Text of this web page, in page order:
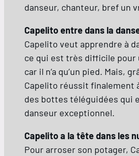
danseur, chanteur, bref un
Capelito entre dans la
Capelito veut apprendre à
ce qui est très difficile pour
car il n’a qu’un pied. Mais,
Capelito réussit finalement
des bottes téléguidées qui
danseur exceptionnel.
Capelito a la tête dans les
Pour arroser son potager,